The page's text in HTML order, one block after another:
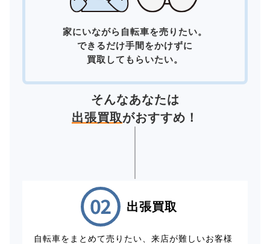
家にいながら自転車を売りたい。
できるだけ手間をかけずに
買取してもらいたい。
そんなあなたは
出張買取がおすすめ！
出張買取
自転車をまとめて売りたい、来店が難しいお客様